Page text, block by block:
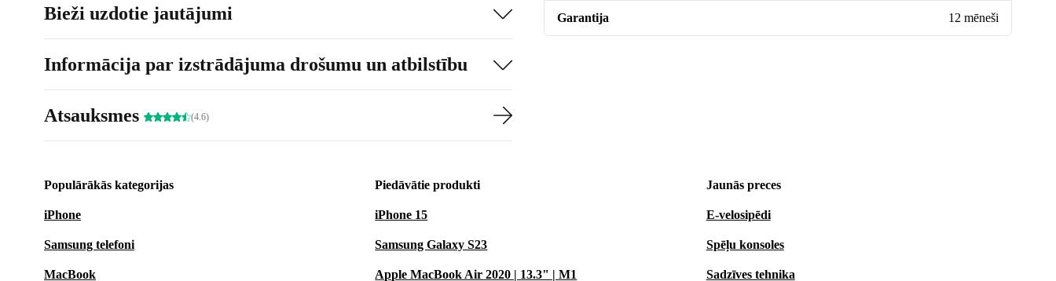
Garantija 12 mēneši
Bieži uzdotie jautājumi
Informācija par izstrādājuma drošumu un atbilstību
Atsauksmes (4.6)
Populārākās kategorijas
iPhone
Samsung telefoni
MacBook
Piedāvātie produkti
iPhone 15
Samsung Galaxy S23
Apple MacBook Air 2020 | 13.3" | M1
Jaunās preces
E-velosipēdi
Spēļu konsoles
Sadzīves tehnika